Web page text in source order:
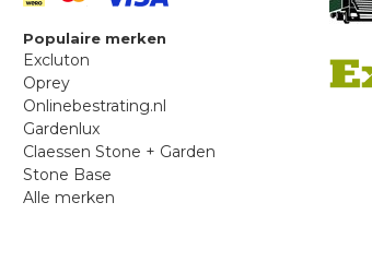
Populaire merken
Excluton
Oprey
Onlinebestrating.nl
Gardenlux
Claessen Stone + Garden
Stone Base
Alle merken